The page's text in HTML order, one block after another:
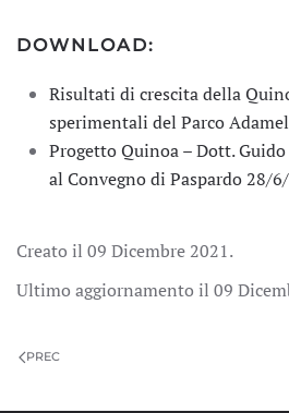
DOWNLOAD:
Risultati di crescita della
sperimentali del Parco
Progetto Quinoa – Dott.
al Convegno di Paspardo 28/
Creato il 09 Dicembre 2021.
Ultimo aggiornamento il 09
PREC